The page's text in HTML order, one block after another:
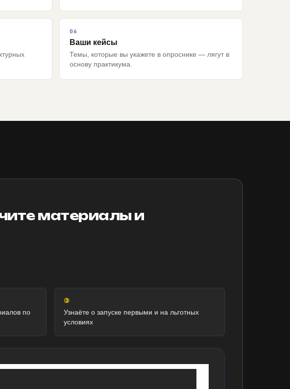
Ваши кейсы
Темы, которые вы укажете в опроснике — лягут в
основу практикума.
материалы и
по
③
Узнаёте о запуске первыми и на льготных
условиях